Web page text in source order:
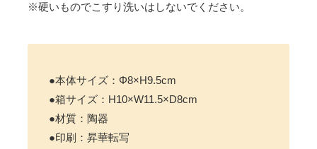
※硬いものでこすり洗いはしないでください。
●本体サイズ：Φ8×H9.5cm
●箱サイズ：H10×W11.5×D8cm
●材質：陶器
●印刷：昇華転写